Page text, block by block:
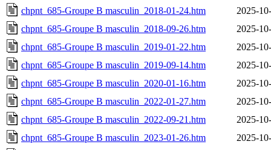
chpnt_685-Groupe B masculin_2018-01-24.htm
2025-
chpnt_685-Groupe B masculin_2018-09-26.htm
2025-
chpnt_685-Groupe B masculin_2019-01-22.htm
2025-
chpnt_685-Groupe B masculin_2019-09-14.htm
2025-
chpnt_685-Groupe B masculin_2020-01-16.htm
2025-
chpnt_685-Groupe B masculin_2022-01-27.htm
2025-
chpnt_685-Groupe B masculin_2022-09-21.htm
2025-
chpnt_685-Groupe B masculin_2023-01-26.htm
2025-